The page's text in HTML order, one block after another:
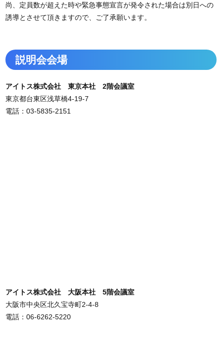
尚、定員数が超えた時や緊急事態宣言が発令された場合は別日への
誘導とさせて頂きますので、ご了承願います。
説明会会場
アイトス株式会社 東京本社 2階会議室
東京都台東区浅草橋4-19-7
電話：03-5835-2151
アイトス株式会社 大阪本社 5階会議室
大阪市中央区北久宝寺町2-4-8
電話：06-6262-5220